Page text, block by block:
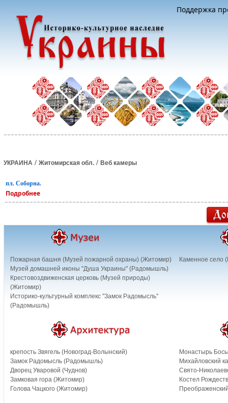
Поддержка
УКРАИНА / Житомирская обл. / Веб камеры
пл. Соборна.
Подробнее
Пожарная башня (Музей пожарной охраны) (Житомир)
Музей домашней иконы "Душа Украины" (Радомышль)
Крестовоздвиженская церковь (Музей природы)
(Житомир)
Историко-культурный комплекс "Замок Радомысль"
(Радомышль)
Каменное село
крепость Звягель (Новоград-Волынский)
Замок Радомысль (Радомышль)
Дворец Уваровой (Чуднов)
Замковая гора (Житомир)
Голова Чацкого (Житомир)
Монастырь
Михайловский
Свято-
Костел